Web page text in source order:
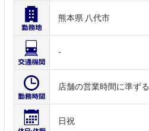
熊本県 八代市
-
店舗の営業時間に準ずる
日祝